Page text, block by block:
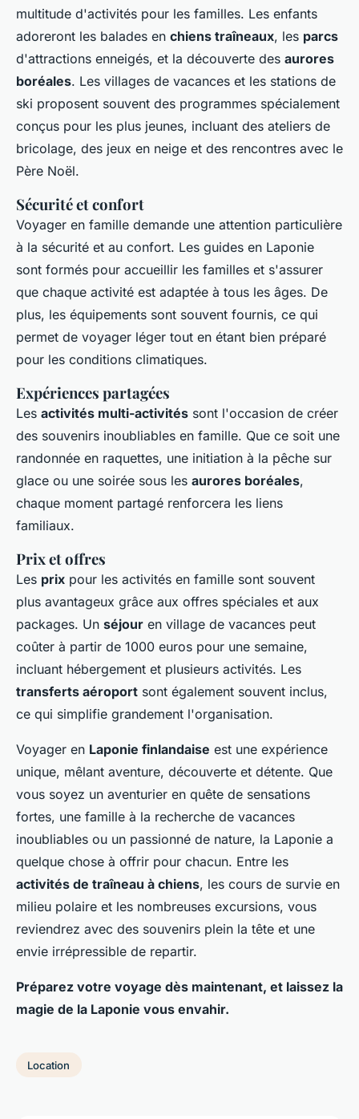
multitude d'activités pour les familles. Les enfants
adoreront les balades en chiens traîneaux, les parcs
d'attractions enneigés, et la découverte des aurores
boréales. Les villages de vacances et les stations de
ski proposent souvent des programmes spécialement
conçus pour les plus jeunes, incluant des ateliers de
bricolage, des jeux en neige et des rencontres avec le
Père Noël.
Sécurité et confort
Voyager en famille demande une attention particulière
à la sécurité et au confort. Les guides en Laponie
sont formés pour accueillir les familles et s'assurer
que chaque activité est adaptée à tous les âges. De
plus, les équipements sont souvent fournis, ce qui
permet de voyager léger tout en étant bien préparé
pour les conditions climatiques.
Expériences partagées
Les activités multi-activités sont l'occasion de créer
des souvenirs inoubliables en famille. Que ce soit une
randonnée en raquettes, une initiation à la pêche sur
glace ou une soirée sous les aurores boréales,
chaque moment partagé renforcera les liens
familiaux.
Prix et offres
Les prix pour les activités en famille sont souvent
plus avantageux grâce aux offres spéciales et aux
packages. Un séjour en village de vacances peut
coûter à partir de 1000 euros pour une semaine,
incluant hébergement et plusieurs activités. Les
transferts aéroport sont également souvent inclus,
ce qui simplifie grandement l'organisation.
Voyager en Laponie finlandaise est une expérience
unique, mêlant aventure, découverte et détente. Que
vous soyez un aventurier en quête de sensations
fortes, une famille à la recherche de vacances
inoubliables ou un passionné de nature, la Laponie a
quelque chose à offrir pour chacun. Entre les
activités de traîneau à chiens, les cours de survie en
milieu polaire et les nombreuses excursions, vous
reviendrez avec des souvenirs plein la tête et une
envie irrépressible de repartir.
Préparez votre voyage dès maintenant, et laissez la
magie de la Laponie vous envahir.
Location